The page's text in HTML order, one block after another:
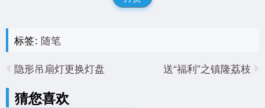
标签: 随笔
隐形吊扇灯更换灯盘
送“福利”之镇隆荔枝
猜您喜欢